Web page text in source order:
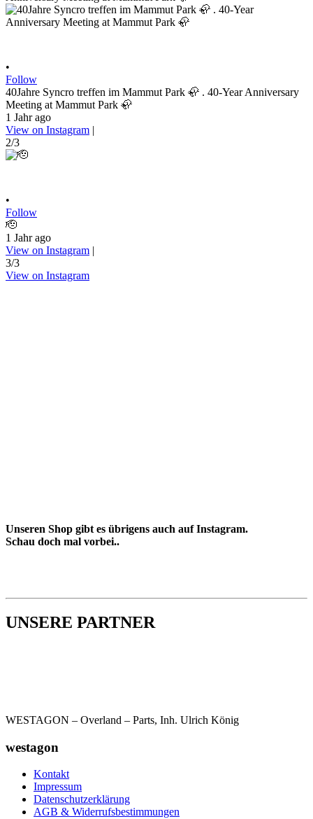
•
Follow
40Jahre Syncro treffen im Mammut Park 🦣 . 40-Year Anniversary
Meeting at Mammut Park 🦣
1 Jahr ago
View on Instagram |
2/3
•
Follow
🫡
1 Jahr ago
View on Instagram |
3/3
View on Instagram
Unseren Shop gibt es übrigens auch auf Instagram.
Schau doch mal vorbei..
UNSERE PARTNER
WESTAGON – Overland – Parts, Inh. Ulrich König
westagon
Kontakt
Impressum
Datenschutzerklärung
AGB & Widerrufsbestimmungen